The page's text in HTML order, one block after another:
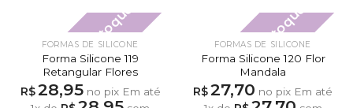
Fora de estoque
FORMAS DE SILICONE
Forma Silicone 119
Retangular Flores
R$28,95 no pix Em até
Fora de estoque
FORMAS DE SILICONE
Forma Silicone 120 Flor
Mandala
R$27,70 no pix Em até